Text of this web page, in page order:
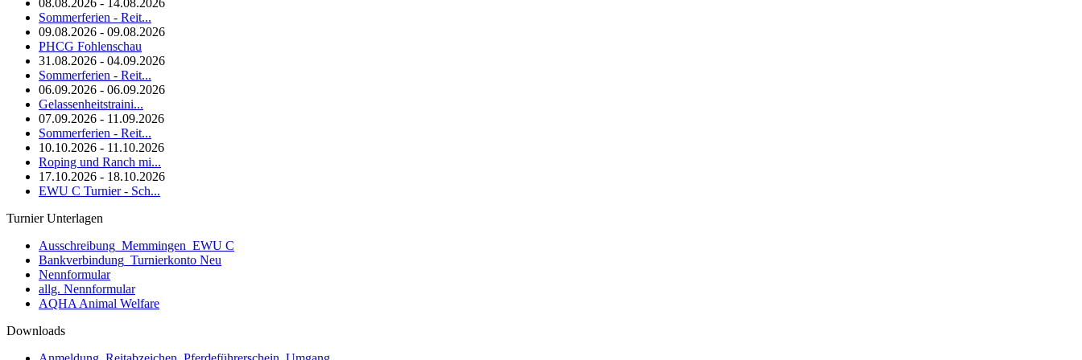
08.08.2026 - 14.08.2026
Sommerferien - Reit...
09.08.2026 - 09.08.2026
PHCG Fohlenschau
31.08.2026 - 04.09.2026
Sommerferien - Reit...
06.09.2026 - 06.09.2026
Gelassenheitstraini...
07.09.2026 - 11.09.2026
Sommerferien - Reit...
10.10.2026 - 11.10.2026
Roping und Ranch mi...
17.10.2026 - 18.10.2026
EWU C Turnier - Sch...
Turnier Unterlagen
Ausschreibung_Memmingen_EWU C
Bankverbindung_Turnierkonto Neu
Nennformular
allg. Nennformular
AQHA Animal Welfare
Downloads